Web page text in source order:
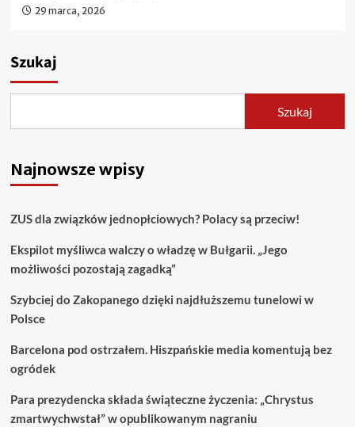
29 marca, 2026
Szukaj
Szukaj
Najnowsze wpisy
ZUS dla związków jednopłciowych? Polacy są przeciw!
Ekspilot myśliwca walczy o władzę w Bułgarii. „Jego
możliwości pozostają zagadką”
Szybciej do Zakopanego dzięki najdłuższemu tunelowi w
Polsce
Barcelona pod ostrzałem. Hiszpańskie media komentują bez
ogródek
Para prezydencka składa świąteczne życzenia: „Chrystus
zmartwychwstał” w opublikowanym nagraniu